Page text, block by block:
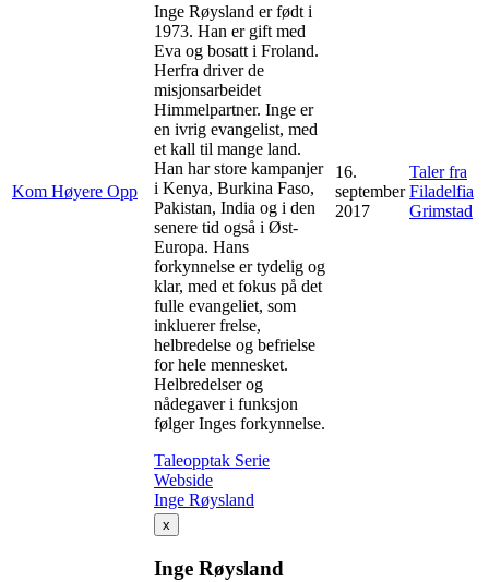
Kom Høyere Opp
Inge Røysland er født i
1973. Han er gift med
Eva og bosatt i Froland.
Herfra driver de
misjonsarbeidet
Himmelpartner. Inge er
en ivrig evangelist, med
et kall til mange land.
Han har store kampanjer
i Kenya, Burkina Faso,
Pakistan, India og i den
senere tid også i Øst-
Europa. Hans
forkynnelse er tydelig og
klar, med et fokus på det
fulle evangeliet, som
inkluerer frelse,
helbredelse og befrielse
for hele mennesket.
Helbredelser og
nådegaver i funksjon
følger Inges forkynnelse.
Taleopptak Serie
Webside
Inge Røysland
16.
september
2017
Taler fra
Filadelfia
Grimstad
x
Inge Røysland